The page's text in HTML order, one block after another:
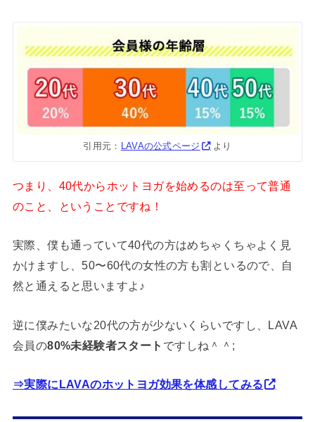
引用元： LAVAの公式ページ より
つまり、40代からホットヨガを始めるのは至って普通
のこと、ということですね！
実際、僕も通っていて40代の方はめちゃくちゃよく見
かけますし、50〜60代の女性の方も割といるので、自
然と通えると思いますよ♪
逆に僕みたいな20代の方が少ないくらいですし、LAVA
会員の80%未経験者スタート ですしね＾＾;
⇒実際にLAVAのホットヨガ効果を体感してみる